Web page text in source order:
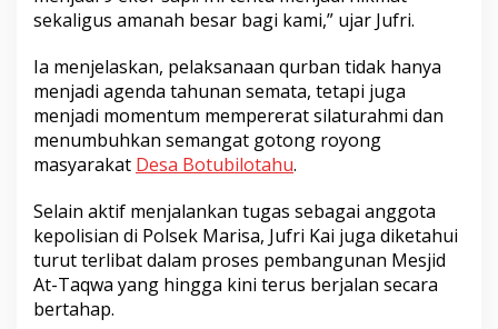
sekaligus amanah besar bagi kami,” ujar Jufri.
Ia menjelaskan, pelaksanaan qurban tidak hanya
menjadi agenda tahunan semata, tetapi juga
menjadi momentum mempererat silaturahmi dan
menumbuhkan semangat gotong royong
masyarakat Desa Botubilotahu.
Selain aktif menjalankan tugas sebagai anggota
kepolisian di Polsek Marisa, Jufri Kai juga diketahui
turut terlibat dalam proses pembangunan Mesjid
At-Taqwa yang hingga kini terus berjalan secara
bertahap.